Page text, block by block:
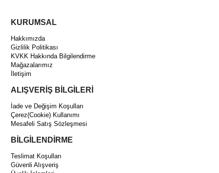
KURUMSAL
Hakkımızda
Gizlilik Politikası
KVKK Hakkında Bilgilendirme
Mağazalarımız
İletişim
ALIŞVERİŞ BİLGİLERİ
İade ve Değişim Koşulları
Çerez(Cookie) Kullanımı
Mesafeli Satış Sözleşmesi
BİLGİLENDİRME
Teslimat Koşulları
Güvenli Alışveriş